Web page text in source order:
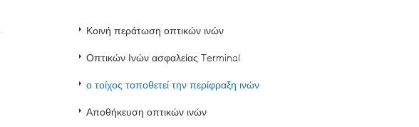
Κοινή περάτωση οπτικών ινών
Οπτικών Ινών ασφαλείας Terminal
ο τοίχος τοποθετεί την περίφραξη ινών
Αποθήκευση οπτικών ινών